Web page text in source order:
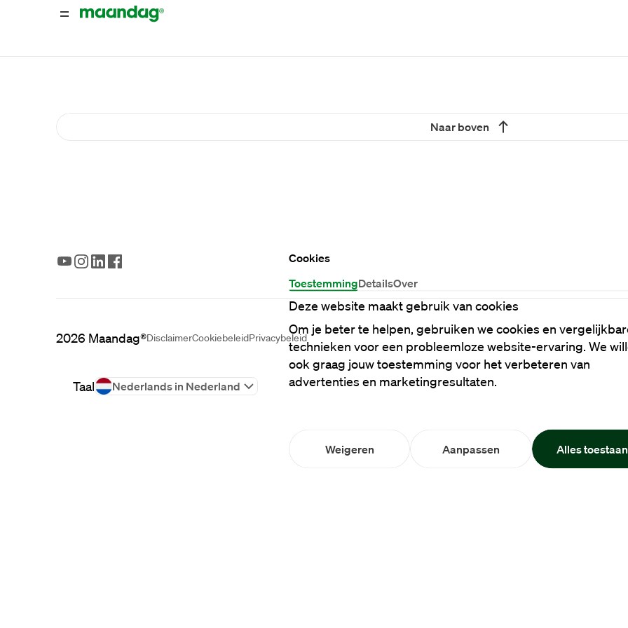
Cookies
ToestemmingDetailsOver
Deze website maakt gebruik van cookies
Om je beter te helpen, gebruiken we cookies en
technieken voor een probleemloze website-ervaring. We
ook graag jouw toestemming voor het verbeteren van
advertenties en marketingresultaten.
Weigeren Aanpassen Alles toestaan
Naar boven
Taal Nederlands in Nederland
2026 Maandag®DisclaimerCookiebeleidPrivacybeleid